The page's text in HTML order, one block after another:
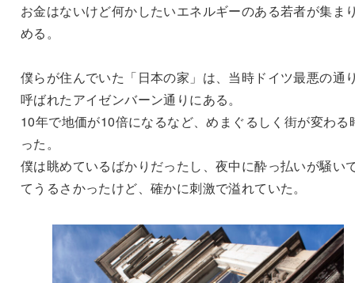
お金はないけど何かしたいエネルギーのある若者が集ま
める。
僕らが住んでいた「日本の家」は、当時ドイツ最悪の通
呼ばれたアイゼンバーン通りにある。
10年で地価が10倍になるなど、めまぐるしく街が変わる
った。
僕は眺めているばかりだったし、夜中に酔っ払いが騒い
てうるさかったけど、確かに刺激で溢れていた。